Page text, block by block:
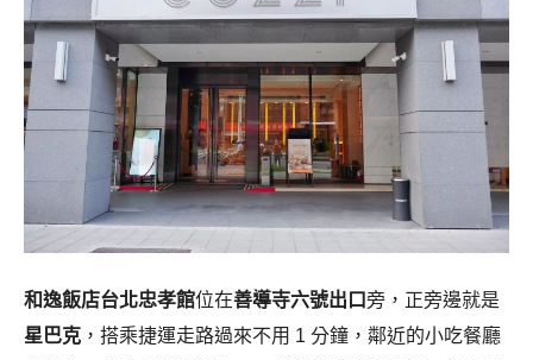
和逸飯店台北忠孝館位在善導寺六號出口旁，正旁邊就是
星巴克 ，搭乘捷運走路過來不用 1 分鐘，鄰近的小吃餐廳